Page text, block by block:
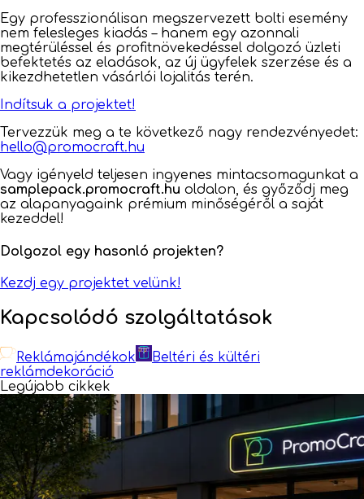
Egy professzionálisan megszervezett bolti esemény
nem felesleges kiadás – hanem egy azonnali
megtérüléssel és profitnövekedéssel dolgozó üzleti
befektetés az eladások, az új ügyfelek szerzése és a
kikezdhetetlen vásárlói lojalitás terén.
Indítsuk a projektet!
Tervezzük meg a te következő nagy rendezvényedet:
hello@promocraft.hu
Vagy igényeld teljesen ingyenes mintacsomagunkat a
samplepack.promocraft.hu oldalon, és győződj meg
az alapanyagaink prémium minőségéről a saját
kezeddel!
Dolgozol egy hasonló projekten?
Kezdj egy projektet velünk!
Kapcsolódó szolgáltatások
Reklámajándékok
Beltéri és kültéri
reklámdekoráció
Legújabb cikkek